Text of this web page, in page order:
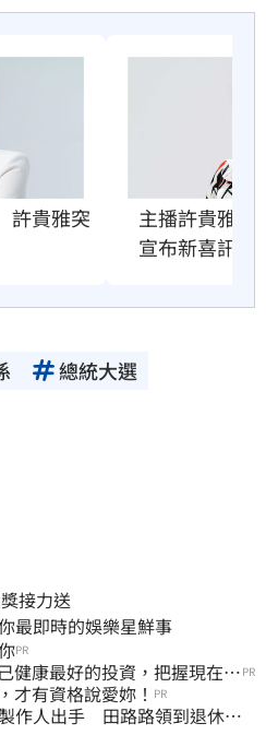
許貴雅突
主播許貴雅
宣布新喜訊
總統大選
接力送
最即時的娛樂星鮮事
PR
健康最好的投資，把握現在不 PR
才有資格說愛妳！ PR
作人出手 田路路領到退休